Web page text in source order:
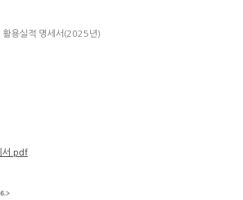
활용실적 명세서(2025년)
서.pdf